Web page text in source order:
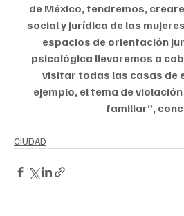
de México, tendremos,
social y jurídica de las
espacios de orientación
psicológica llevaremos a
visitar todas las casas de
ejemplo, el tema de
familiar”,
CIUDAD